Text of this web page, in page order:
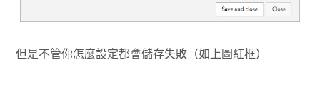
但是不管你怎麼設定都會儲存失敗（如上圖紅框）